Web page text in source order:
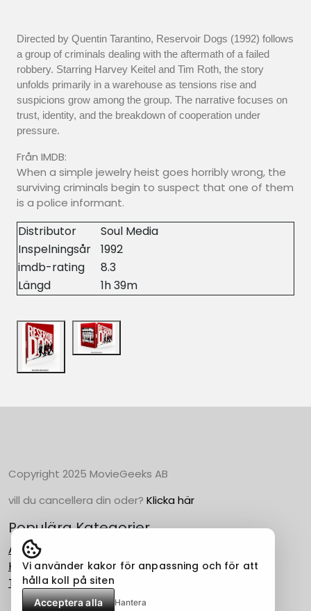
Directed by Quentin Tarantino, Reservoir Dogs (1992) follows
a group of criminals dealing with the aftermath of a failed
robbery. Starring Harvey Keitel and Tim Roth, the story
unfolds primarily in a warehouse as tensions rise and
suspicions grow among the group. The narrative focuses on
trust, identity, and the breakdown of cooperation under
pressure.
Från IMDB:
When a simple jewelry heist goes horribly wrong, the
surviving criminals begin to suspect that one of them
is a police informant.
Distributor
Soul Media
Inspelningsår
1992
imdb-rating
8.3
Längd
1h 39m
Copyright 2025 MovieGeeks AB
vill du cancellera din oder? Klicka här
Populära Kategorier
Action
Horror
Thriller
Vi använder kakor för anpassning och för att
hålla koll på siten
Acceptera alla Hantera